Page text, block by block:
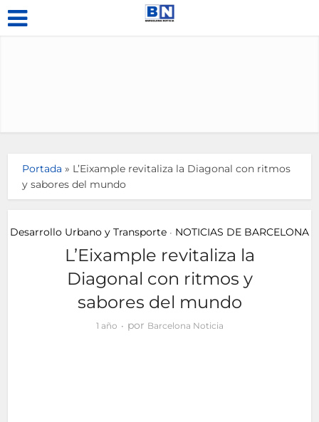
Portada » L’Eixample revitaliza la Diagonal con ritmos
y sabores del mundo
Desarrollo Urbano y Transporte • NOTICIAS DE BARCELONA
L’Eixample revitaliza la
Diagonal con ritmos y
sabores del mundo
1 año por Barcelona Noticia